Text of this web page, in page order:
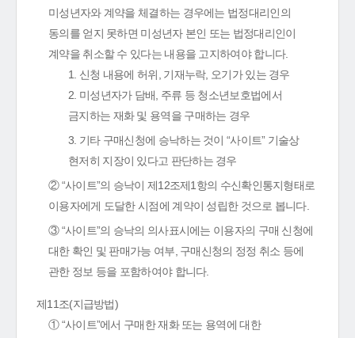
미성년자와 계약을 체결하는 경우에는 법정대리인의
동의를 얻지 못하면 미성년자 본인 또는 법정대리인이
계약을 취소할 수 있다는 내용을 고지하여야 합니다.
1. 신청 내용에 허위, 기재누락, 오기가 있는 경우
2. 미성년자가 담배, 주류 등 청소년보호법에서
금지하는 재화 및 용역을 구매하는 경우
3. 기타 구매신청에 승낙하는 것이 “사이트” 기술상
현저히 지장이 있다고 판단하는 경우
② “사이트”의 승낙이 제12조제1항의 수신확인통지형태로
이용자에게 도달한 시점에 계약이 성립한 것으로 봅니다.
③ “사이트”의 승낙의 의사표시에는 이용자의 구매 신청에
대한 확인 및 판매가능 여부, 구매신청의 정정 취소 등에
관한 정보 등을 포함하여야 합니다.
제11조(지급방법)
① “사이트”에서 구매한 재화 또는 용역에 대한